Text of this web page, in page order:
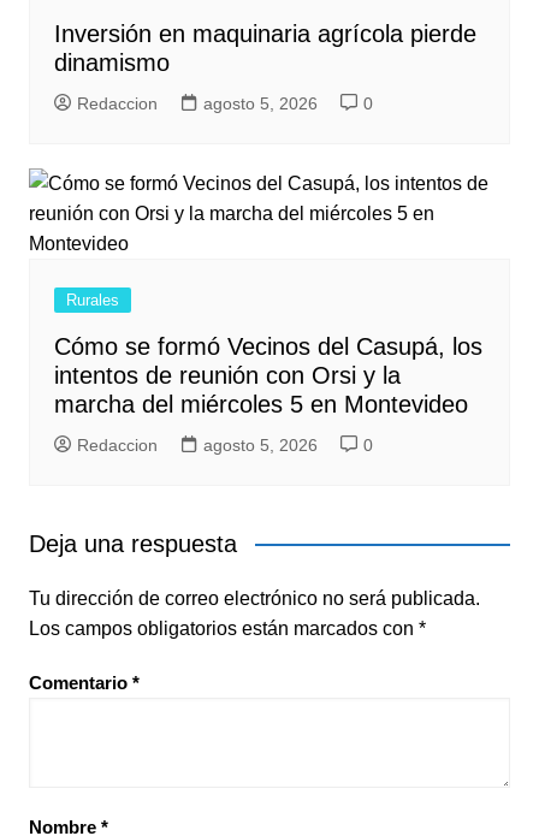
Inversión en maquinaria agrícola pierde
dinamismo
Redaccion agosto 5, 2026 0
Rurales
Cómo se formó Vecinos del Casupá, los
intentos de reunión con Orsi y la
marcha del miércoles 5 en Montevideo
Redaccion agosto 5, 2026 0
Deja una respuesta
Tu dirección de correo electrónico no será publicada.
Los campos obligatorios están marcados con *
Comentario *
Nombre *